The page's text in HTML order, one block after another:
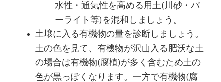
水性・通気性を高める用土(川砂・パ
ーライト等)を混和しましょう。
土壌に入る有機物の量を診断しましょう。
土の色を見て、有機物が沢山入る肥沃な土
の場合は有機物(腐植)が多く含むため土の
色が黒っぽくなります。一方で有機物(腐